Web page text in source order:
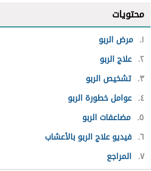
محتويات
١ مرض الربو
٢ علاج الربو
٣ تشخيص الربو
٤ عوامل خطورة الربو
٥ مضاعفات الربو
٦ فيديو علاج الربو بالأعشاب
٧ المراجع